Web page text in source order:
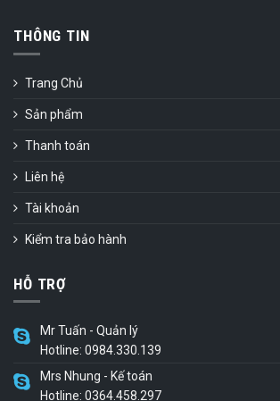
THÔNG TIN
Trang Chủ
Sản phẩm
Thanh toán
Liên hệ
Tài khoản
Kiểm tra bảo hành
HỖ TRỢ
Mr Tuấn - Quản lý
Hotline: 0984.330.139
Mrs Nhung - Kế toán
Hotline: 0364.458.297